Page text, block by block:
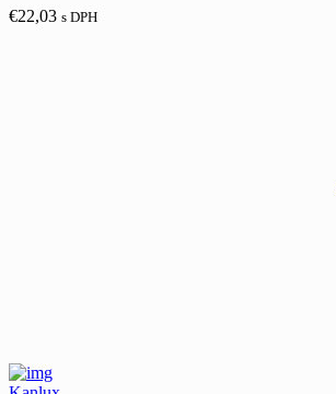
€22,03 s DPH